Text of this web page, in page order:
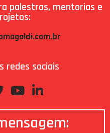
palestras, mentorias e
redes sociais